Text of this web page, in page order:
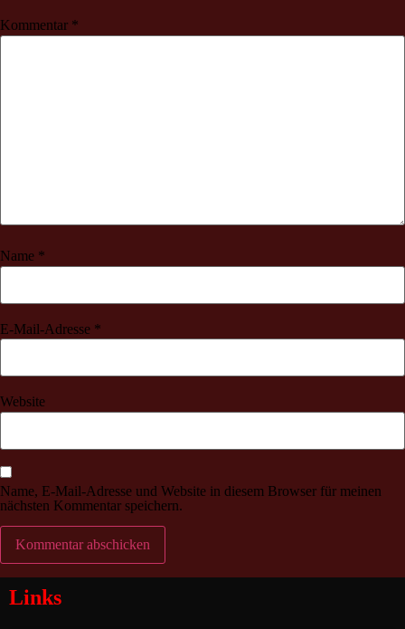
Kommentar *
Name *
E-Mail-Adresse *
Website
Name, E-Mail-Adresse und Website in diesem Browser für meinen
nächsten Kommentar speichern.
Links